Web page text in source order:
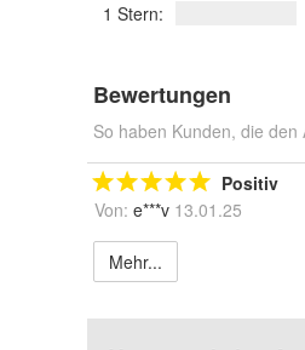
1 Stern:
Bewertungen
So haben Kunden, die
Positiv
Von: e***v 13.01.25
Mehr...